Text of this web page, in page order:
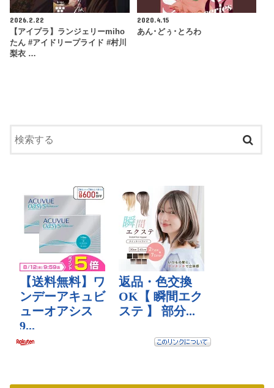
2026.2.22
【アイプラ】ランジェリーmiho
たん #アイドリープライド #村川
梨衣 …
2020.4.15
あん･どぅ･とろわ